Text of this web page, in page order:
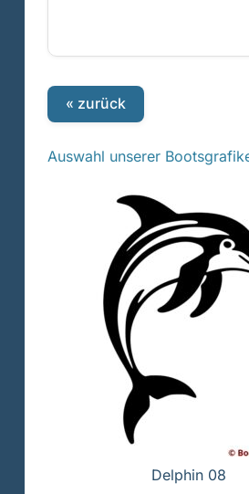
« zurück
Auswahl unserer
Delphin 08